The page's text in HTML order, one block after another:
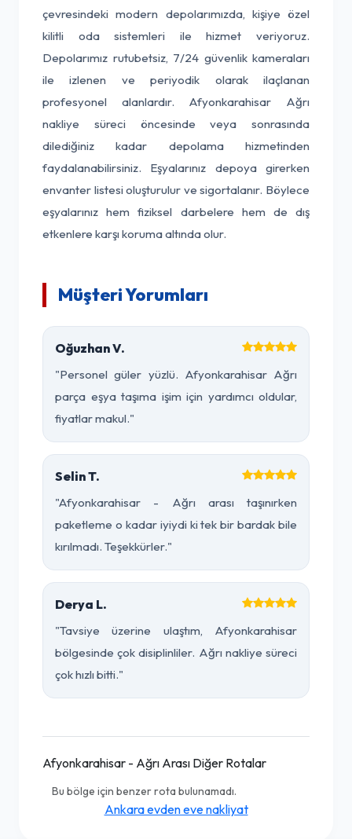
çevresindeki modern depolarımızda, kişiye özel
kilitli oda sistemleri ile hizmet veriyoruz.
Depolarımız rutubetsiz, 7/24 güvenlik kameraları
ile izlenen ve periyodik olarak ilaçlanan
profesyonel alanlardır. Afyonkarahisar Ağrı
nakliye süreci öncesinde veya sonrasında
dilediğiniz kadar depolama hizmetinden
faydalanabilirsiniz. Eşyalarınız depoya girerken
envanter listesi oluşturulur ve sigortalanır. Böylece
eşyalarınız hem fiziksel darbelere hem de dış
etkenlere karşı koruma altında olur.
Müşteri Yorumları
Oğuzhan V.
"Personel güler yüzlü. Afyonkarahisar Ağrı
parça eşya taşıma işim için yardımcı oldular,
fiyatlar makul."
Selin T.
"Afyonkarahisar - Ağrı arası taşınırken
paketleme o kadar iyiydi ki tek bir bardak bile
kırılmadı. Teşekkürler."
Derya L.
"Tavsiye üzerine ulaştım, Afyonkarahisar
bölgesinde çok disiplinliler. Ağrı nakliye süreci
çok hızlı bitti."
Afyonkarahisar - Ağrı Arası Diğer Rotalar
Bu bölge için benzer rota bulunamadı.
Ankara evden eve nakliyat